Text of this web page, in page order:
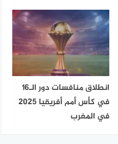
انطلاق منافسات دور الـ16
في كأس أمم أفريقيا 2025
في المغرب